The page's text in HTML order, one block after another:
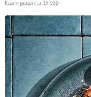
Еда и рецепты 15 030